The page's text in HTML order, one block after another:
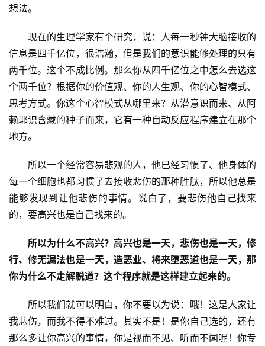
资
讯
八
点
僧
音
高
僧
访
谈
乐
菩
专
题
想法。
现在的生理学家有个研究，说：人每一秒钟大脑接收的
信息是四千亿位，很浩瀚，但是我们的意识能够处理的只有
两千位。这个不成比例。那么你从四千亿位之中怎么去选这
个两千位？根据你的价值观、你的人生观、你的心智模式、
思考方式。你这个心智模式从哪里来？从潜意识而来、从阿
赖耶识含藏的种子而来，它有一种自动反应程序建立在那个
地方。
所以一个经常容易悲观的人，他已经习惯了、他身体的
每一个细胞也都习惯了去接收悲伤的那种胜肽，所以他总是
能够发现到让他悲伤的事情。说白了，要悲伤他自己找来
的，要高兴也是自己找来的。
所以为什么不高兴？ 高兴也是一天，悲伤也是一天，修
行、修无漏法也是一天，造恶业、将来堕恶道也是一天，那
你为什么不走解脱道？ 这个程序就是这样建立起来的。
所以我们就可以明白，你不要以为说：哦！这是人家让
我悲伤，而我不得不难过。其实不是！是你自己选的，还有
那么多让你高兴的事情，你是视而不见、听而不闻呢！你专